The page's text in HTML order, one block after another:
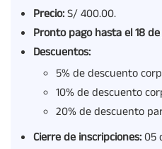
Precio:S/ 400.00.
Pronto pago hasta el 18
Descuentos:
5% de descuento
10% de descuento
20% de descuento
Cierre de inscripciones:05